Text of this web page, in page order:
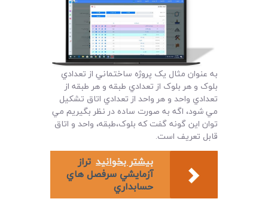
به عنوان مثال يک پروژه ساختماني از تعدادي
بلوک و هر بلوک از تعدادي طبقه و هر طبقه از
تعدادي واحد و هر واحد از تعدادي اتاق تشکيل
مي شود، اگه به صورت ساده در نظر بگيريم مي
توان اين گونه گفت که بلوک،طبقه، واحد و اتاق
قابل تعريف است.
بیشتر بخوانید تراز
آزمايشي سرفصل هاي
حسابداري